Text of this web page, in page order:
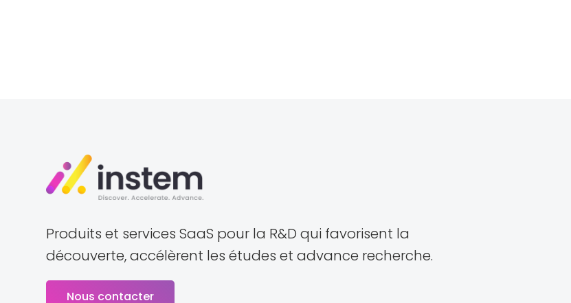
Produits et services SaaS pour la R&D qui favorisent la
découverte, accélèrent les études et advance recherche.
Nous contacter